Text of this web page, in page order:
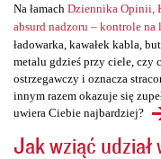
Na łamach Dziennika Opinii,
absurd nadzoru – kontrole na
ładowarka, kawałek kabla,
metalu gdzieś przy ciele, czy
ostrzegawczy i oznacza
innym razem okazuje się
uwiera Ciebie najbardziej?
Jak wziąć udział